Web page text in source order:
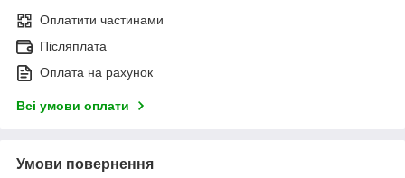
Оплатити частинами
Післяплата
Оплата на рахунок
Всі умови оплати
Умови повернення